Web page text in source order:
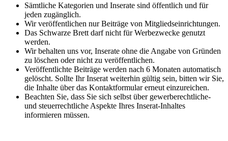
Sämtliche Kategorien und Inserate sind öffentlich und für
jeden zugänglich.
Wir veröffentlichen nur Beiträge von Mitgliedseinrichtungen.
Das Schwarze Brett darf nicht für Werbezwecke genutzt
werden.
Wir behalten uns vor, Inserate ohne die Angabe von Gründen
zu löschen oder nicht zu veröffentlichen.
Veröffentlichte Beiträge werden nach 6 Monaten automatisch
gelöscht. Sollte Ihr Inserat weiterhin gültig sein, bitten wir Sie,
die Inhalte über das Kontaktformular erneut einzureichen.
Beachten Sie, dass Sie sich selbst über gewerberechtliche-
und steuerrechtliche Aspekte Ihres Inserat-Inhaltes
informieren müssen.